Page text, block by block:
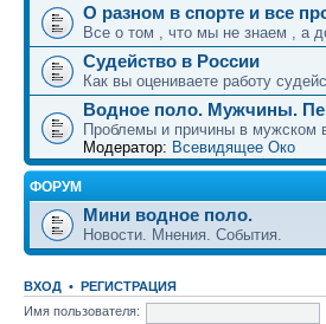
О разном в спорте и все
Все о том , что мы не знаем , а
Судейство в России
Как вы оцениваете работу
Водное поло. Мужчины.
Проблемы и причины в мужском
Модератор: Всевидящее Око
ФОРУМ
Мини водное поло.
Новости. Мнения. События.
ВХОД • РЕГИСТРАЦИЯ
Имя пользователя: